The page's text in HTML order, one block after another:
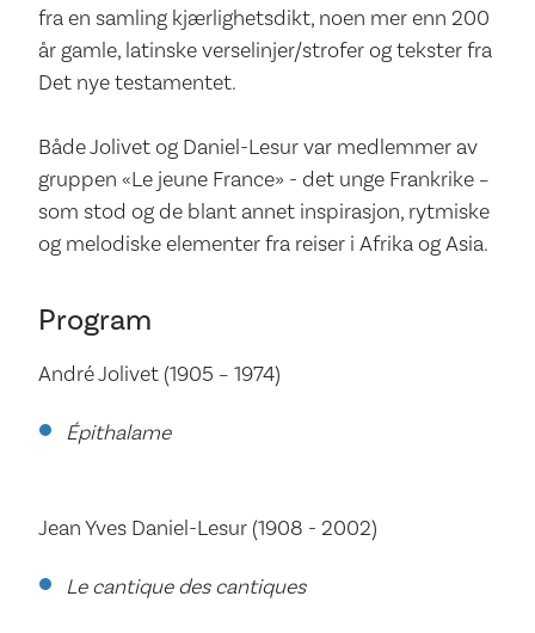
fra en samling kjærlighetsdikt, noen mer enn 200
år gamle, latinske verselinjer/strofer og tekster fra
Det nye testamentet.
Både Jolivet og Daniel-Lesur var medlemmer av
gruppen «Le jeune France» - det unge Frankrike –
som stod og de blant annet inspirasjon, rytmiske
og melodiske elementer fra reiser i Afrika og Asia.
Program
André Jolivet (1905 – 1974)
Épithalame
Jean Yves Daniel-Lesur (1908 - 2002)
Le cantique des cantiques